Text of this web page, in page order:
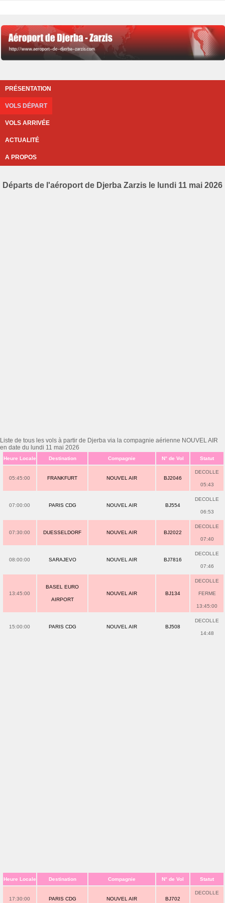
PRÉSENTATION
VOLS DÉPART
VOLS ARRIVÉE
ACTUALITÉ
A PROPOS
Départs de l'aéroport de Djerba Zarzis le lundi 11 mai 2026
Liste de tous les vols à partir de Djerba via la compagnie aérienne NOUVEL AIR
en date du lundi 11 mai 2026
Heure Locale Destination Compagnie N° de Vol Statut
05:45:00 FRANKFURT NOUVEL AIR BJ2046
DECOLLE
05:43
07:00:00 PARIS CDG NOUVEL AIR BJ554
DECOLLE
06:53
07:30:00 DUESSELDORF NOUVEL AIR BJ2022
DECOLLE
07:40
08:00:00 SARAJEVO NOUVEL AIR BJ7816
DECOLLE
07:46
13:45:00
BASEL EURO
AIRPORT
NOUVEL AIR BJ134
DECOLLE
FERME
13:45:00
15:00:00 PARIS CDG NOUVEL AIR BJ508
DECOLLE
14:48
Heure Locale Destination Compagnie N° de Vol Statut
17:30:00 PARIS CDG NOUVEL AIR BJ702
DECOLLE